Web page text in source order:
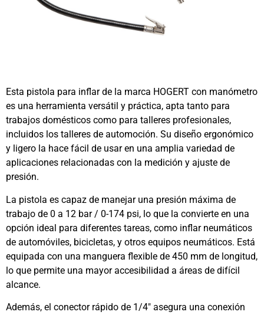
Esta pistola para inflar de la marca HOGERT con manómetro
es una herramienta versátil y práctica, apta tanto para
trabajos domésticos como para talleres profesionales,
incluidos los talleres de automoción. Su diseño ergonómico
y ligero la hace fácil de usar en una amplia variedad de
aplicaciones relacionadas con la medición y ajuste de
presión.
La pistola es capaz de manejar una presión máxima de
trabajo de 0 a 12 bar / 0-174 psi, lo que la convierte en una
opción ideal para diferentes tareas, como inflar neumáticos
de automóviles, bicicletas, y otros equipos neumáticos. Está
equipada con una manguera flexible de 450 mm de longitud,
lo que permite una mayor accesibilidad a áreas de difícil
alcance.
Además, el conector rápido de 1/4″ asegura una conexión